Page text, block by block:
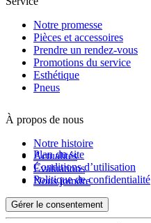
Notre promesse
Pièces et accessoires
Prendre un rendez-vous
Promotions du service
Esthétique
Pneus
À propos de nous
Notre histoire
Actualités
Évaluations
Nous joindre
Plan du site
Conditions d’utilisation
Politique de confidentialité
Gérer le consentement